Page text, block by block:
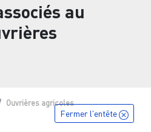
au
Ouvrières agricoles
Fermer l'entête